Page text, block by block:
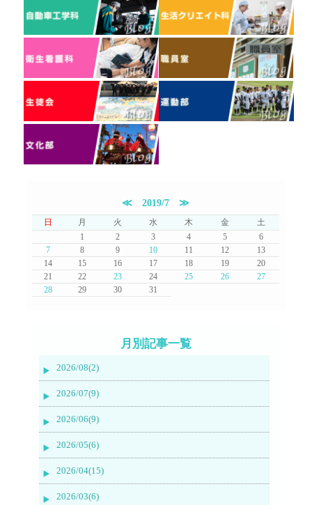
≪2019/7 ≫
日 月 火 水 木 金
土
1
2 3 4 5
6
7
8 9 10 11 12
13
14
15 16 17 18 19
20
21
22 23 24 25 26
27
28
29 30 31
月別記事一覧
2026/08(2)
2026/07(9)
2026/06(9)
2026/05(6)
2026/04(15)
2026/03(6)